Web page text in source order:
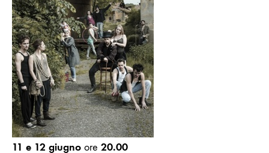
11 e 12 giugno ore 20.00